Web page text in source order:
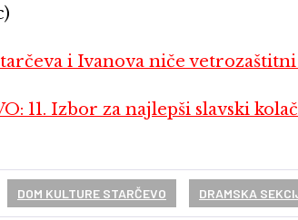
i Ivanova niče vetrozaštitni
11. Izbor za najlepši slavski kolač
DOM KULTURE STARČEVO DRAMSKA